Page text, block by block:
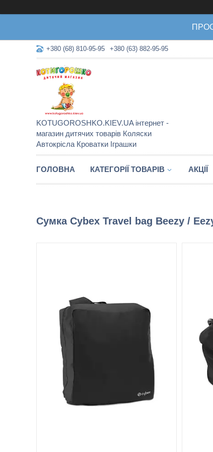
+380 (68) 810-95-95 +380 (63) 882-95-95
KOTUGOROSHKO.KIEV.UA інтернет -
магазин дитячих товарів Коляски
Автокрісла Кроватки Іграшки
ГОЛОВНА КАТЕГОРІЇ ТОВАРІВ АКЦІЇ
Сумка Cybex Travel bag Beezy /